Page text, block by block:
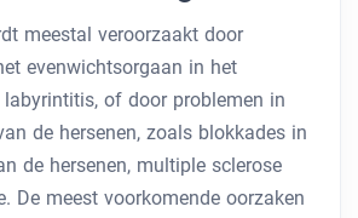
meestal veroorzaakt door
evenwichtsorgaan in het
labyrintitis, of door problemen in
de hersenen, zoals blokkades in
de hersenen, multiple sclerose
De meest voorkomende oorzaken